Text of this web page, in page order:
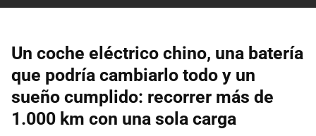
Un coche eléctrico chino, una batería
que podría cambiarlo todo y un
sueño cumplido: recorrer más de
1.000 km con una sola carga